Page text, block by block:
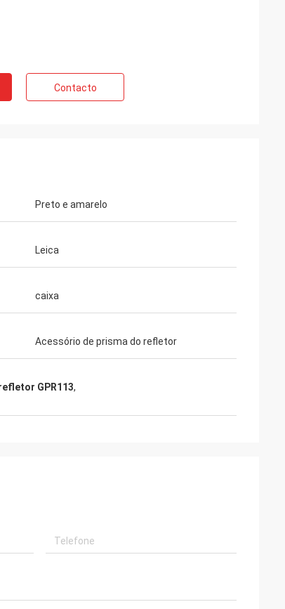
Contacto
Preto e amarelo
Leica
caixa
Acessório de prisma do refletor
GPR113,